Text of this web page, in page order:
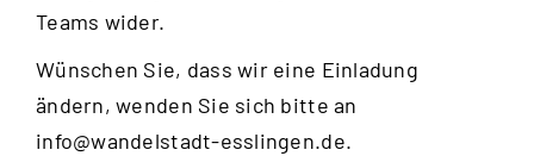
Teams wider.
Wünschen Sie, dass wir eine Einladung
ändern, wenden Sie sich bitte an
info@wandelstadt-esslingen.de.